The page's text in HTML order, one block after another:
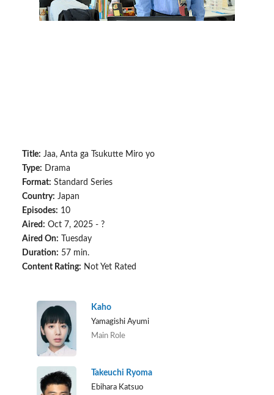
Title: Jaa, Anta ga Tsukutte Miro yo
Type:
Drama
Format: Standard Series
Country: Japan
Episodes: 10
Aired: Oct 7, 2025 - ?
Aired On: Tuesday
Duration: 57 min.
Content Rating: Not Yet Rated
Kaho
Yamagishi Ayumi
Main Role
Takeuchi Ryoma
Ebihara Katsuo